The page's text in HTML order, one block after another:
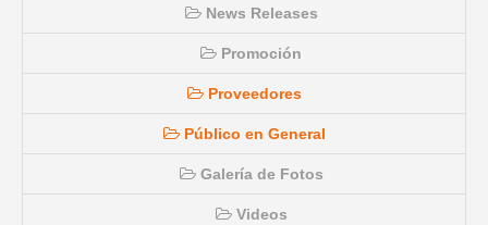
News Releases
Promoción
Proveedores
Público en General
Galería de Fotos
Videos